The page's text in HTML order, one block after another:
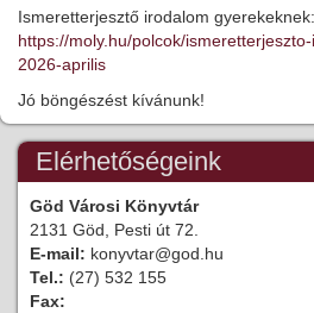
Ismeretterjesztő irodalom gyerekeknek:
https://moly.hu/polcok/
2026-aprilis
Jó böngészést kívánunk!
Elérhetőségeink
Göd Városi Könyvtár
2131 Göd, Pesti út 72.
E-mail: konyvtar@god.hu
Tel.: (27) 532 155
Fax: